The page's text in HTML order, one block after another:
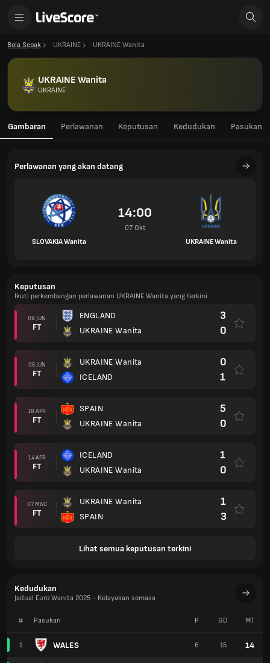
Bola Sepak UKRAINE UKRAINE Wanita
UKRAINE Wanita
UKRAINE
Gambaran Perlawanan Keputusan Kedudukan Pasukan
Perlawanan yang akan datang
SLOVAKIA Wanita
14:00
07 Okt
UKRAINE Wanita
Keputusan
Ikuti perkembangan perlawanan UKRAINE Wanita yang terkini
09 JUN
FT
ENGLAND
UKRAINE Wanita
3
0
05 JUN
FT
UKRAINE Wanita
ICELAND
0
1
18 APR
FT
SPAIN
UKRAINE Wanita
5
0
14 APR
FT
ICELAND
UKRAINE Wanita
1
0
07 MAC
FT
UKRAINE Wanita
SPAIN
1
3
Lihat semua keputusan terkini
Kedudukan
Jadual Euro Wanita 2025 - Kelayakan semasa
# Pasukan
1 WALES
P GD MT
6 15 14